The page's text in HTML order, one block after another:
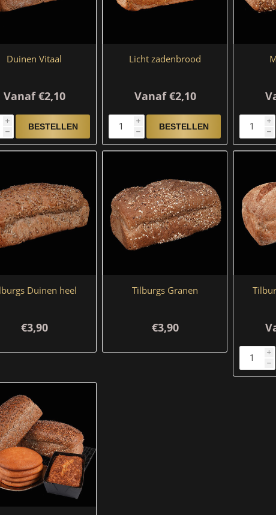
Duinen Vitaal
Vanaf €2,10
i
h
Licht zadenbrood
Vanaf €2,10
i
h
i
h
Duinen heel
€3,90
Tilburgs Granen
€3,90
i
h